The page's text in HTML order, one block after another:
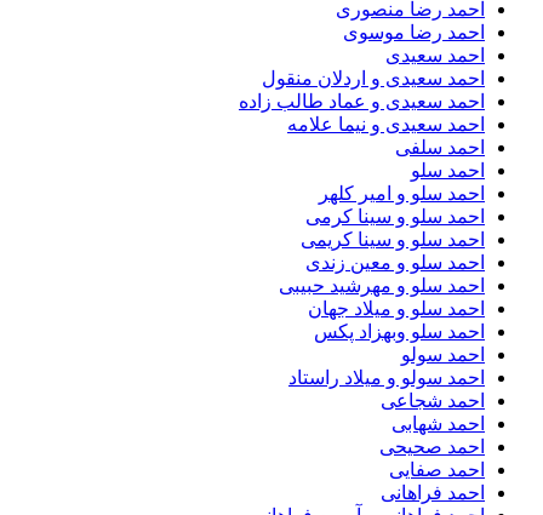
احمد رضا منصوری
احمد رضا موسوی
احمد سعیدی
احمد سعیدی و اردلان منقول
احمد سعیدی و عماد طالب زاده
احمد سعیدی و نیما علامه
احمد سلفی
احمد سلو
احمد سلو و امیر کلهر
احمد سلو و سینا کرمی
احمد سلو و سینا کریمی
احمد سلو و معین زندی
احمد سلو و مهرشید حبیبی
احمد سلو و میلاد جهان
احمد سلو وبهزاد پکس
احمد سولو
احمد سولو و میلاد راستاد
احمد شجاعی
احمد شهابی
احمد صحیحی
احمد صفایی
احمد فراهانی